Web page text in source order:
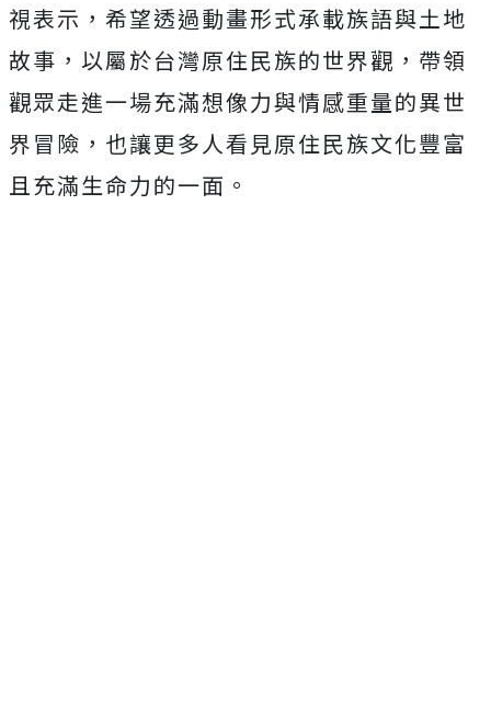
視表示， 希望透過動畫形式承載族語與土地
故事， 以屬於台灣原住民族的世界觀， 帶領
觀眾走進一場充滿想像力與情感重量的異世
界冒險， 也讓更多人看見原住民族文化豐富
且充滿生命力的一面。